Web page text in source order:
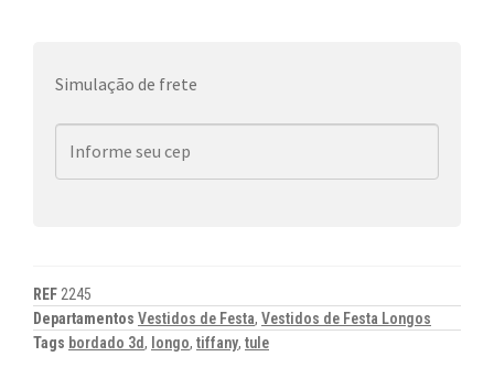
Simulação de frete
REF 2245
Departamentos Vestidos de Festa, Vestidos de Festa Longos
Tags bordado 3d, longo, tiffany, tule